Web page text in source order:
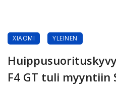
XIAOMI YLEINEN
F4 GT tuli myyntiin